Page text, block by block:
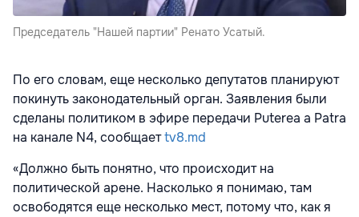
Председатель "Нашей партии" Ренато Усатый.
По его словам, еще несколько депутатов планируют
покинуть законодательный орган. Заявления были
сделаны политиком в эфире передачи Puterea a Patra
на канале N4, сообщаетtv8.md
«Должно быть понятно, что происходит на
политической арене. Насколько я понимаю, там
освободятся еще несколько мест, потому что, как я